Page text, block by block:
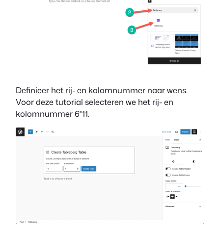
Definieer het rij- en kolomnummer naar wens.
Voor deze tutorial selecteren we het rij- en
kolomnummer 6*11.